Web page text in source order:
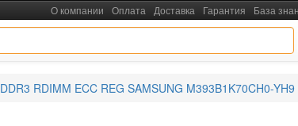
О компании Оплата Доставка Гарантия База
DDR3 RDIMM ECC REG SAMSUNG M393B1K70CH0-YH9